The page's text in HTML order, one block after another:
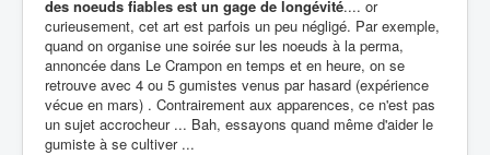
des noeuds fiables est un gage de longévité.... or
curieusement, cet art est parfois un peu négligé. Par exemple,
quand on organise une soirée sur les noeuds à la perma,
annoncée dans Le Crampon en temps et en heure, on se
retrouve avec 4 ou 5 gumistes venus par hasard (expérience
vécue en mars) . Contrairement aux apparences, ce n'est pas
un sujet accrocheur ... Bah, essayons quand même d'aider le
gumiste à se cultiver ...